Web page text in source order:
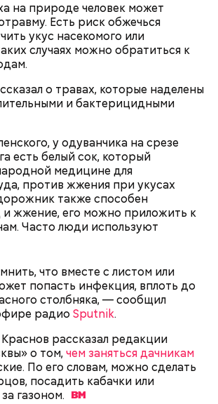
на природе человек может
Есть риск обжечься
укус насекомого или
случаях можно обратиться к
о травах, которые наделены
и бактерицидными
у одуванчика на срезе
есть белый сок, который
медицине для
против жжения при укусах
также способен
жжение, его можно приложить к
Часто люди используют
что вместе с листом или
попасть инфекция, вплоть до
столбняка, — сообщил
радио Sputnik.
рассказал редакции
о том, чем заняться дачникам
По его словам, можно сделать
посадить кабачки или
газоном.
предупредила: не для всех дыня
В первую очередь ее стоит
людям:
борщ, щи, котлеты,
творогом и сыром, пироги, омлет,
там везде используется
никакого вреда от него не будет.
черешни. «Вечерняя Москва»
эндокринолога-диетолога
как правильно есть эту ягоду